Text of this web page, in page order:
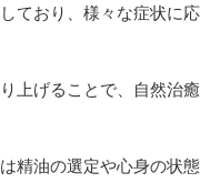
ており、様々な症状に応
上げることで、自然治癒
精油の選定や心身の状態